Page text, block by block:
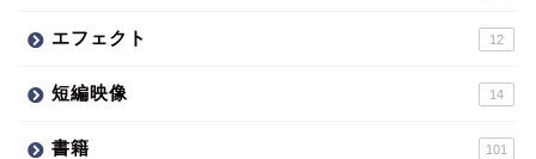
エフェクト 12
短編映像 14
書籍 101